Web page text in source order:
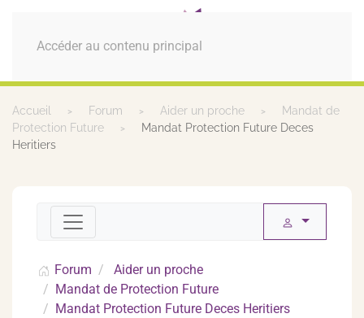
Accéder au contenu principal
MENU
Accueil Forum Aider un proche
Mandat de
Protection Future
Mandat Protection Future Deces
Heritiers
Forum
Aider un proche
Mandat de Protection Future
Mandat Protection Future Deces Heritiers